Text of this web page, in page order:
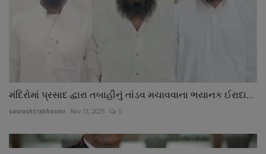
મંદિરોમાં પ્રસાદ દ્વારા તબાહીનું તાંડવ મચાવવાના ભયાનક ઈરાદા...
saurashtrabhoomi Nov 13, 2025 0